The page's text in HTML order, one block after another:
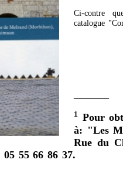
Ci-contre
catalogue
¹ Pour
à: "Les
Rue du
55 66 86 37.